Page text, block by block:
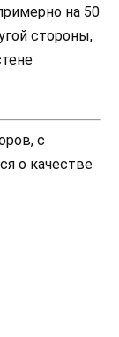
на 50
стороны,
с
о качестве